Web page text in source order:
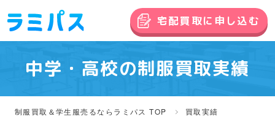
宅配買取に申し込む
中学・高校の制服買取実績
制服買取＆学生服売るならラミパス TOP 買取実績